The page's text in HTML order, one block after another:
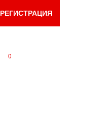
РЕГИСТРАЦИЯ
0